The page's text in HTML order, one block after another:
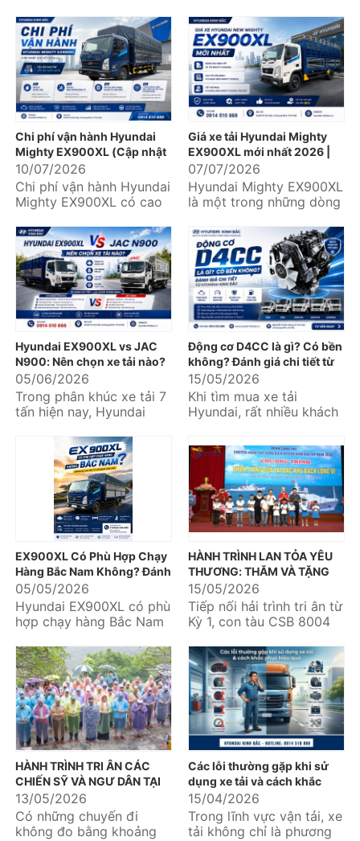
được nhiều doanh nghiệp
vận tải,...
một chiếc xe tải không...
Chi phí vận hành Hyundai
Mighty EX900XL (Cập nhật
chi tiết từ A-Z)
10/07/2026
Chi phí vận hành Hyundai
Mighty EX900XL có cao
bao nhiêu cho nhiên liệu,
bảo dưỡng,...
Giá xe tải Hyundai Mighty
EX900XL mới nhất 2026 |
Ưu đãi lớn, hỗ trợ trả góp lên
đến 85%
07/07/2026
Hyundai Mighty EX900XL
là một trong những dòng
doanh nghiệp vận tải,
logistics và...
Hyundai EX900XL vs JAC
N900: Nên chọn xe tải nào?
05/06/2026
Trong phân khúc xe tải 7
tấn hiện nay, Hyundai
hai mẫu xe được nhiều
khách hàng quan...
Động cơ D4CC là gì? Có bền
không? Đánh giá chi tiết từ
Hyundai Kinh Bắc
15/05/2026
Khi tìm mua xe tải
Hyundai, rất nhiều khách
cơ D4CC bởi đây là dòng
động cơ...
EX900XL Có Phù Hợp Chạy
Hàng Bắc Nam Không? Đánh
Giá Chi Tiết Từ Hyundai Kinh
Bắc
05/05/2026
Hyundai EX900XL có phù
hợp chạy hàng Bắc Nam
nhiều khách hàng vận tải
quan tâm...
HÀNH TRÌNH LAN TỎA YÊU
THƯƠNG: THĂM VÀ TẶNG
QUÀ CÁC CHÁU HỌC SINH
VƯỢT KHÓ NƠI BIỂN ĐẢO
15/05/2026
Tiếp nối hải trình tri ân từ
Kỳ 1, con tàu CSB 8004
công tác do Thiếu
tướng...
HÀNH TRÌNH TRI ÂN CÁC
CHIẾN SỸ VÀ NGƯ DÂN TẠI
ĐẢO HÒN MÊ – ĐẢO BẠCH
LONG VỸ - ĐẢO CÔ TÔ
13/05/2026
Có những chuyến đi
không đo bằng khoảng
Các lỗi thường gặp khi sử
dụng xe tải và cách khắc
phục hiệu quả
15/04/2026
Trong lĩnh vực vận tải, xe
tải không chỉ là phương